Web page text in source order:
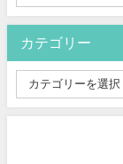
カテゴリー